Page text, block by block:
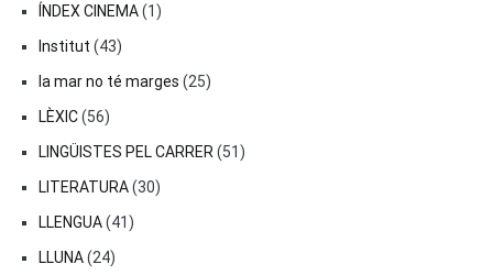
ÍNDEX CINEMA(1)
Institut (43)
la mar no té marges (25)
LÈXIC(56)
LINGÜISTES PEL CARRER (51)
LITERATURA(30)
LLENGUA(41)
LLUNA(24)